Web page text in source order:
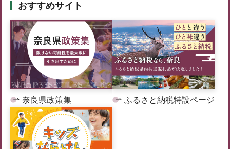
おすすめサイト
奈良県政策集 ふるさと納税特設ページ